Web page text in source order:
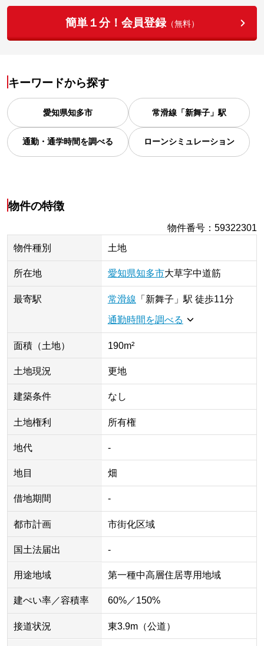
簡単１分！会員登録（無料）
キーワードから探す
愛知県知多市 常滑線「新舞子」駅
通勤・通学時間を調べる ローンシミュレーション
物件の特徴
物件番号 ：59322301
物件種別
土地
所在地 愛知県知多市大草字中道筋
最寄駅 常滑線 「 新舞子 」 駅 徒歩11分
通勤時間を調べる
面積（土地） 190m²
土地現況 更地
建築条件 なし
土地権利 所有権
地代 -
地目 畑
借地期間 -
都市計画 市街化区域
国土法届出 -
用途地域 第一種中高層住居専用地域
建ぺい率／容積率 60%／150%
接道状況 東3.9m（公道）